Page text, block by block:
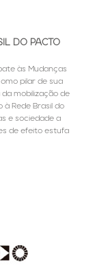
DO PACTO
às Mudanças
pilar de sua
mobilização de
Rede Brasil do
e sociedade a
de efeito estufa